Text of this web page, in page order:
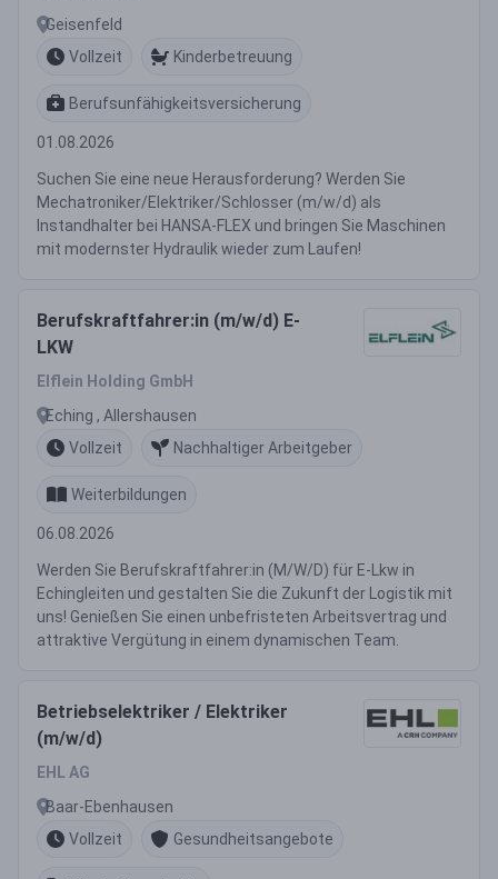
Geisenfeld
Vollzeit
Kinderbetreuung
Berufsunfähigkeitsversicherung
01.08.2026
Suchen Sie eine neue Herausforderung? Werden Sie
Mechatroniker/Elektriker/Schlosser (m/w/d) als
Instandhalter bei HANSA-FLEX und bringen Sie Maschinen
mit modernster Hydraulik wieder zum Laufen!
Berufskraftfahrer:in (m/w/d) E-
LKW
Elflein Holding GmbH
Eching , Allershausen
Vollzeit
Nachhaltiger Arbeitgeber
Weiterbildungen
06.08.2026
Werden Sie Berufskraftfahrer:in (M/W/D) für E-Lkw in
Echingleiten und gestalten Sie die Zukunft der Logistik mit
uns! Genießen Sie einen unbefristeten Arbeitsvertrag und
attraktive Vergütung in einem dynamischen Team.
Betriebselektriker / Elektriker
(m/w/d)
EHL AG
Baar-Ebenhausen
Vollzeit
Gesundheitsangebote